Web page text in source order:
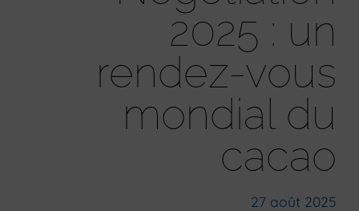
2025 : un
rendez-vous
mondial du
cacao
27 août 2025